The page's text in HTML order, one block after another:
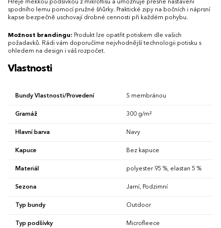
Hřeje měkkou podšívkou z mikroflísu a umožňuje přesné nastavení
spodního lemu pomocí pružné šňůrky. Praktické zipy na bočních i náprsní
kapse bezpečně uschovají drobné cennosti při každém pohybu.
Možnost brandingu: Produkt lze opatřit potiskem dle vašich
požadavků. Rádi vám doporučíme nejvhodnější technologii potisku s
ohledem na design i váš rozpočet.
Vlastnosti
Bundy Vlastnosti/Provedení S membránou
Gramáž 300 g/m²
Hlavní barva Navy
Kapuce Bez kapuce
Materiál polyester 95 %, elastan 5 %
Sezona Jarní, Podzimní
Typ bundy Outdoor
Typ podšívky Microfleece